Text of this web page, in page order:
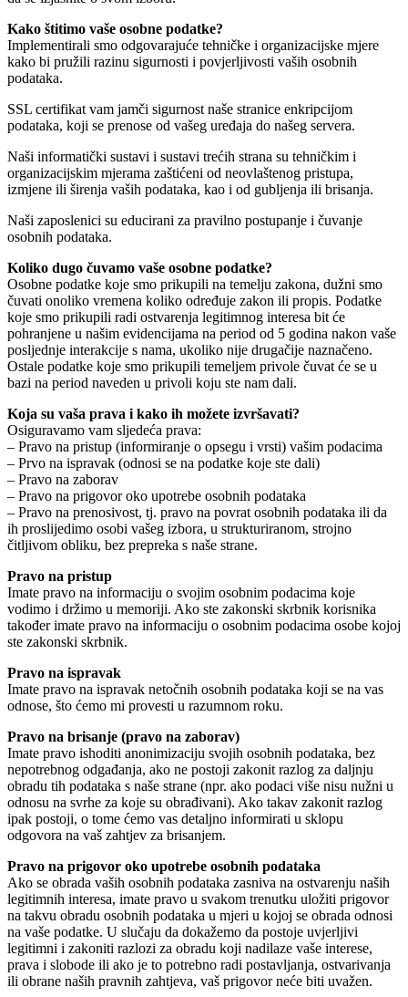
Kako štitimo vaše osobne podatke?
Implementirali smo odgovarajuće tehničke i organizacijske mjere
kako bi pružili razinu sigurnosti i povjerljivosti vaših osobnih
podataka.
SSL certifikat vam jamči sigurnost naše stranice enkripcijom
podataka, koji se prenose od vašeg uređaja do našeg servera.
Naši informatički sustavi i sustavi trećih strana su tehničkim i
organizacijskim mjerama zaštićeni od neovlaštenog pristupa,
izmjene ili širenja vaših podataka, kao i od gubljenja ili brisanja.
Naši zaposlenici su educirani za pravilno postupanje i čuvanje
osobnih podataka.
Koliko dugo čuvamo vaše osobne podatke?
Osobne podatke koje smo prikupili na temelju zakona, dužni smo
čuvati onoliko vremena koliko određuje zakon ili propis. Podatke
koje smo prikupili radi ostvarenja legitimnog interesa bit će
pohranjene u našim evidencijama na period od 5 godina nakon vaše
posljednje interakcije s nama, ukoliko nije drugačije naznačeno.
Ostale podatke koje smo prikupili temeljem privole čuvat će se u
bazi na period naveden u privoli koju ste nam dali.
Koja su vaša prava i kako ih možete izvršavati?
Osiguravamo vam sljedeća prava:
– Pravo na pristup (informiranje o opsegu i vrsti) vašim podacima
– Prvo na ispravak (odnosi se na podatke koje ste dali)
– Pravo na zaborav
– Pravo na prigovor oko upotrebe osobnih podataka
– Pravo na prenosivost, tj. pravo na povrat osobnih podataka ili da
ih proslijedimo osobi vašeg izbora, u strukturiranom, strojno
čitljivom obliku, bez prepreka s naše strane.
Pravo na pristup
Imate pravo na informaciju o svojim osobnim podacima koje
vodimo i držimo u memoriji. Ako ste zakonski skrbnik korisnika
također imate pravo na informaciju o osobnim podacima osobe kojoj
ste zakonski skrbnik.
Pravo na ispravak
Imate pravo na ispravak netočnih osobnih podataka koji se na vas
odnose, što ćemo mi provesti u razumnom roku.
Pravo na brisanje (pravo na zaborav)
Imate pravo ishoditi anonimizaciju svojih osobnih podataka, bez
nepotrebnog odgađanja, ako ne postoji zakonit razlog za daljnju
obradu tih podataka s naše strane (npr. ako podaci više nisu nužni u
odnosu na svrhe za koje su obrađivani). Ako takav zakonit razlog
ipak postoji, o tome ćemo vas detaljno informirati u sklopu
odgovora na vaš zahtjev za brisanjem.
Pravo na prigovor oko upotrebe osobnih podataka
Ako se obrada vaših osobnih podataka zasniva na ostvarenju naših
legitimnih interesa, imate pravo u svakom trenutku uložiti prigovor
na takvu obradu osobnih podataka u mjeri u kojoj se obrada odnosi
na vaše podatke. U slučaju da dokažemo da postoje uvjerljivi
legitimni i zakoniti razlozi za obradu koji nadilaze vaše interese,
prava i slobode ili ako je to potrebno radi postavljanja, ostvarivanja
ili obrane naših pravnih zahtjeva, vaš prigovor neće biti uvažen.